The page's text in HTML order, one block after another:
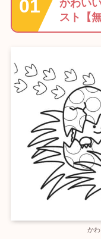
かわい
スト【
か